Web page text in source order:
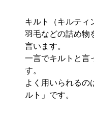
キルト（キルティ
羽毛などの詰め物
言います。
一言でキルトと言
す。
よく用いられるの
ルト」です。